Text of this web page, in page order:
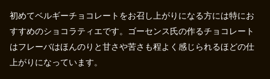
初めてベルギーチョコレートをお召し上がりになる方には特にお
すすめのショコラティエです。ゴーセンス氏の作るチョコレート
はフレーバはほんのりと甘さや苦さも程よく感じられるほどの仕
上がりになっています。